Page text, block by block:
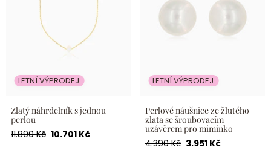
LETNÍ VÝPRODEJ
Zlatý náhrdelník s jednou
perlou
Běžná
11.890 Kč Akční
10.701 Kč
LETNÍ VÝPRODEJ
Perlové náušnice ze žlutého
zlata se šroubovacím
uzávěrem pro miminko
Běžná
4.390 Kč Akční
3.951 Kč